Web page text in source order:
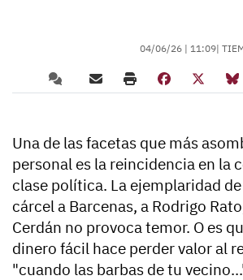
04/06/26 | 11:09|
Una de las facetas que más
personal es la reincidencia en la
clase política. La ejemplaridad
cárcel a Barcenas, a Rodrigo
Cerdán no provoca temor. O es
dinero fácil hace perder valor al
"cuando las barbas de tu